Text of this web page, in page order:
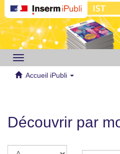
Toggle
navigation
Accueil iPubli
Découvrir par